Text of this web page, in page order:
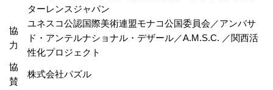
ターレンスジャパン
協
力
ユネスコ公認国際美術連盟モナコ公国委員会／アンバサ
ド・アンテルナショナル・デザール／A.M.S.C. ／関西活
性化プロジェクト
協
賛
株式会社パズル